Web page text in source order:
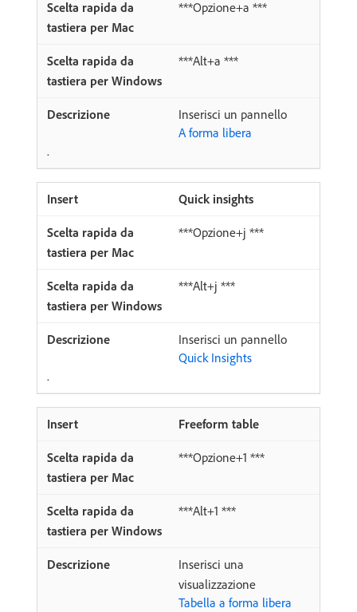
***Opzione+a ***
***Alt+a ***
Inserisci un pannello
A forma libera
.
Quick insights
***Opzione+j ***
***Alt+j ***
Inserisci un pannello
Quick Insights
.
Freeform table
***Opzione+1 ***
***Alt+1 ***
Inserisci una
visualizzazione
Tabella a forma libera